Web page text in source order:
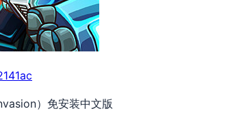
）免安装中文版